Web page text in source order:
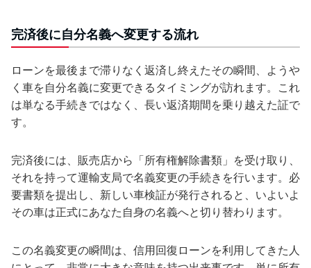
完済後に自分名義へ変更する流れ
ローンを最後まで滞りなく返済し終えたその瞬間、ようや
く車を自分名義に変更できるタイミングが訪れます。これ
は単なる手続きではなく、長い返済期間を乗り越えた証で
す。
完済後には、販売店から「所有権解除書類」を受け取り、
それを持って運輸支局で名義変更の手続きを行います。必
要書類を提出し、新しい車検証が発行されると、いよいよ
その車は正式にあなた自身の名義へと切り替わります。
この名義変更の瞬間は、信用回復ローンを利用してきた人